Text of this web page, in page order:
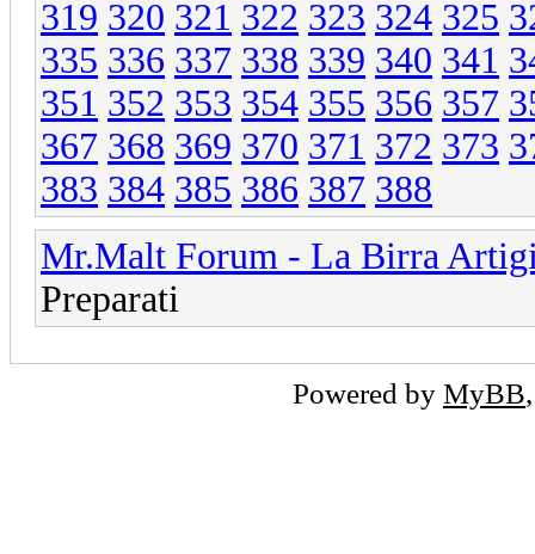
319 320 321 322 323 324 325
335 336 337 338 339 340 341
351 352 353 354 355 356 357
367 368 369 370 371 372 373
383 384 385 386 387 388
Mr.Malt Forum - La Birra
Preparati
Powered by MyBB